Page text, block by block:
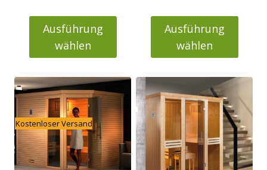
bis
1490000 Ft
Ausführung
wählen
Produkt
weist
mehrere
Varianten
auf.
Die
2180000 Ft
Ausführung
wählen
Produkt
weist
mehrere
Varianten
auf.
Die
Kostenloser Versand